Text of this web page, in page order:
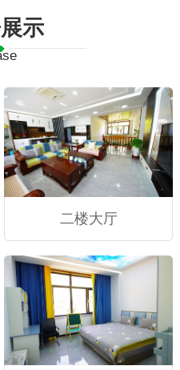
示
二楼大厅